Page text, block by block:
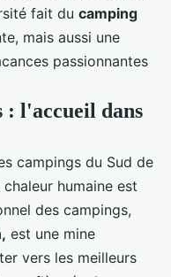
fait du camping
mais aussi une
passionnantes
: l'accueil dans
campings du Sud de
humaine est
des campings,
est une mine
vers les meilleurs